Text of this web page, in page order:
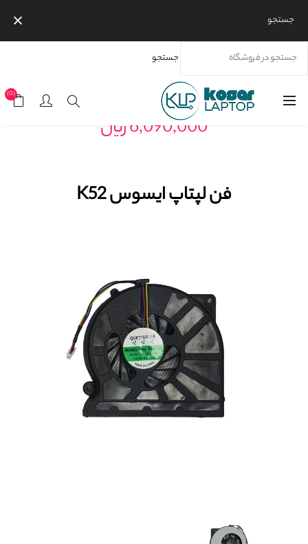
جستجو
جستجو
(0)
فن لپتاپ ایسوس K52
6,090,000 ریال